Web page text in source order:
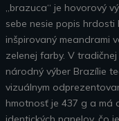
„brazuca“ je hovorový
sebe nesie popis
inšpirovaný meandrami
zelenej farby. V
národný výber Brazílie
vizuálnym
hmotnosť je 437 g a má